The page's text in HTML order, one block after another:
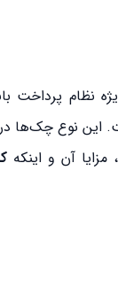
نظام
این نوع